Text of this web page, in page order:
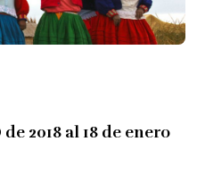
de 2018 al 18 de enero